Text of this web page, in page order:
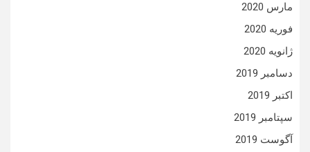
مارس 2020
فوریه 2020
ژانویه 2020
دسامبر 2019
اکتبر 2019
سپتامبر 2019
آگوست 2019